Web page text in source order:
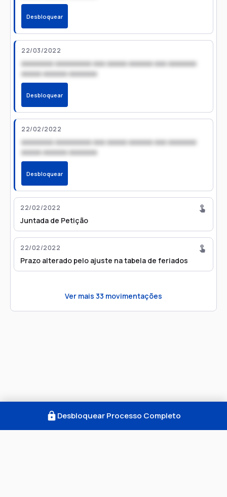
Desbloquear
22/03/2022
xxxxxxxx xxxxxxxxx xxx xxxxx xxxxxx xxx xxxxxxx
xxxxx xxxxxx xxxxxxx
Desbloquear
22/02/2022
xxxxxxxx xxxxxxxxx xxx xxxxx xxxxxx xxx xxxxxxx
xxxxx xxxxxx xxxxxxx
Desbloquear
22/02/2022
Juntada de Petição
22/02/2022
Prazo alterado pelo ajuste na tabela de feriados
Ver mais 33 movimentações
Desbloquear Processo Completo